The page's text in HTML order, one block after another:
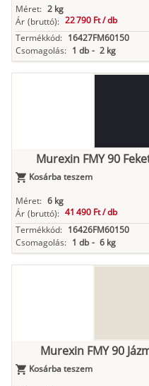
Méret: 2 kg
Ár (bruttó): 22 790 Ft /db
Termékkód: 16427FM60150
Csomagolás: 1 db - 2 kg
Murexin FMY 90
Kosárba teszem
Méret: 6 kg
Ár (bruttó): 41 490 Ft /db
Termékkód: 16426FM60150
Csomagolás: 1 db - 6 kg
Murexin FMY 90
Kosárba teszem